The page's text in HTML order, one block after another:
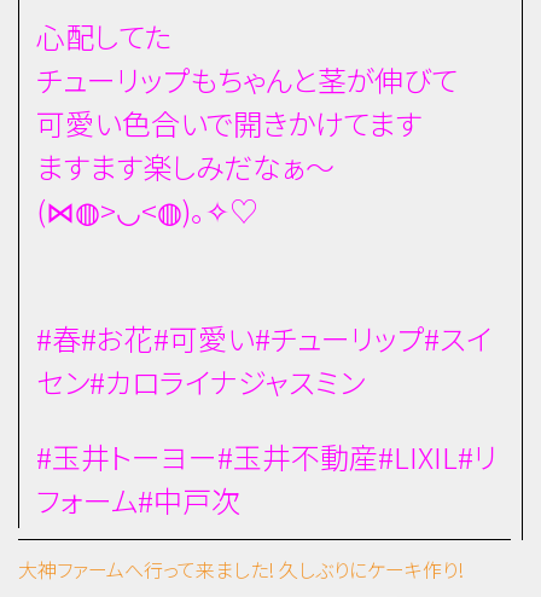
心配してた
チューリップもちゃんと茎が伸びて
可愛い色合いで開きかけてます
ますます楽しみだなぁ～
(⋈◍>◡<◍)。✧♡
#春#お花#可愛い#チューリップ#スイ
セン#カロライナジャスミン
#玉井トーヨー#玉井不動産#LIXIL#リ
フォーム#中戸次
大神ファームへ行って来ました! 久しぶりにケーキ作り!